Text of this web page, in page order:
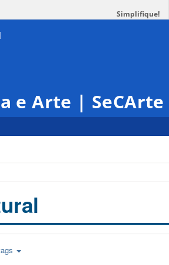
Simplifique!
e Arte | SeCArte